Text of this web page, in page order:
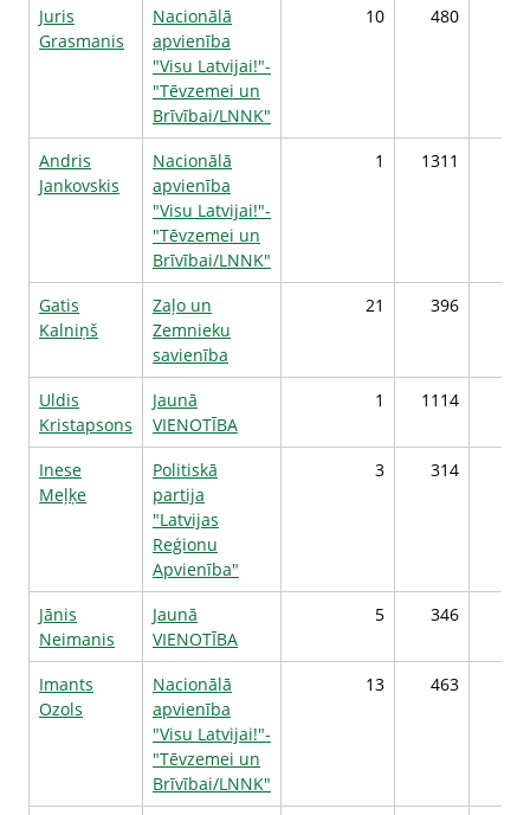
Juris
Grasmanis
Nacionālā
apvienība
"Visu Latvijai!"-
"Tēvzemei un
Brīvībai/LNNK"
10 480
Andris
Jankovskis
Nacionālā
apvienība
"Visu Latvijai!"-
"Tēvzemei un
Brīvībai/LNNK"
1 1311
Gatis
Kalniņš
Zaļo un
Zemnieku
savienība
21 396
Uldis
Kristapsons
Jaunā
VIENOTĪBA
1 1114
Inese
Meļķe
Politiskā
partija
"Latvijas
Reģionu
Apvienība"
3 314
Jānis
Neimanis
Jaunā
VIENOTĪBA
5 346
Imants
Ozols
Nacionālā
apvienība
"Visu Latvijai!"-
"Tēvzemei un
Brīvībai/LNNK"
13 463